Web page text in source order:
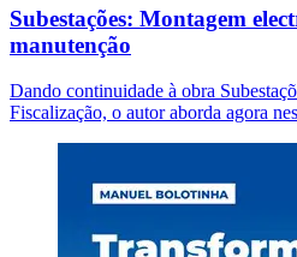
Subestações: Montagem
manutenção
Dando continuidade à obra
Fiscalização, o autor aborda agora